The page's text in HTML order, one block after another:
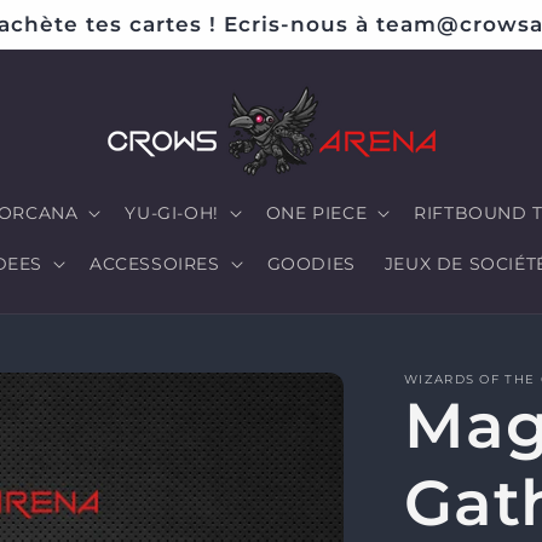
tes cartes ! Ecris-nous à
YU-GI-OH! ONE PIECE RIFTBOUND
ACCESSOIRES GOODIES JEUX DE
WIZARDS OF THE